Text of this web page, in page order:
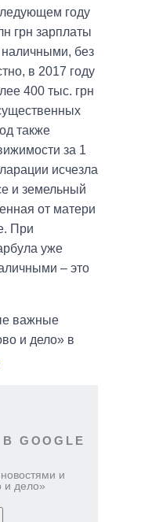
году
грн зарплаты
наличными, без
в 2017 году
400 тыс. грн
также
за 1
исчезла
и земельный
от матери
При
уже
– это
важные
и дело» в
GOOGLE
и
и дело»